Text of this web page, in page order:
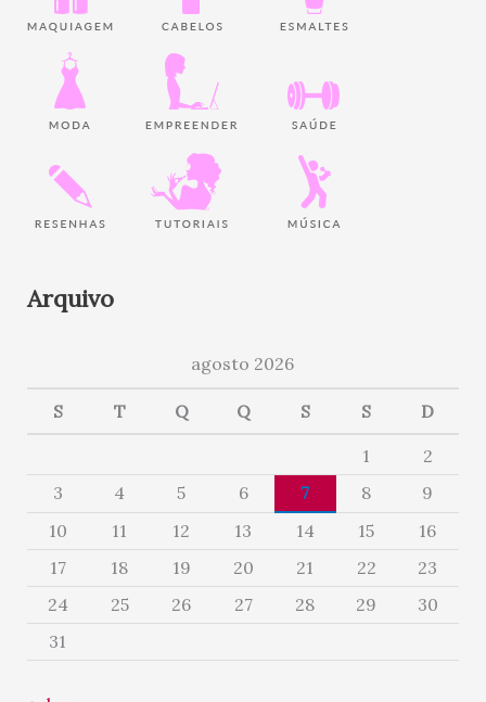
Arquivo
agosto 2026
S T Q Q S S D
1
2
3
4 5 6 7 8
9
10
11 12 13 14 15
16
17
18 19 20 21 22
23
24
25 26 27 28 29
30
31